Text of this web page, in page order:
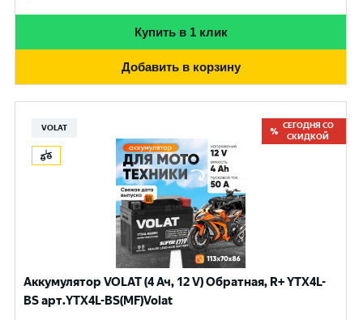
Купить в 1 клик
Добавить в корзину
VOLAT
СЕГОДНЯ СО
СКИДКОЙ
Аккумулятор VOLAT (4 Ач, 12 V) Обратная, R+ YTX4L-
BS арт.YTX4L-BS(MF)Volat